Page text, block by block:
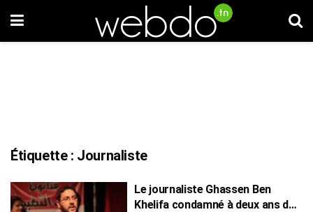
Étiquette : Journaliste
Le journaliste Ghassen Ben
Khelifa condamné à deux ans de